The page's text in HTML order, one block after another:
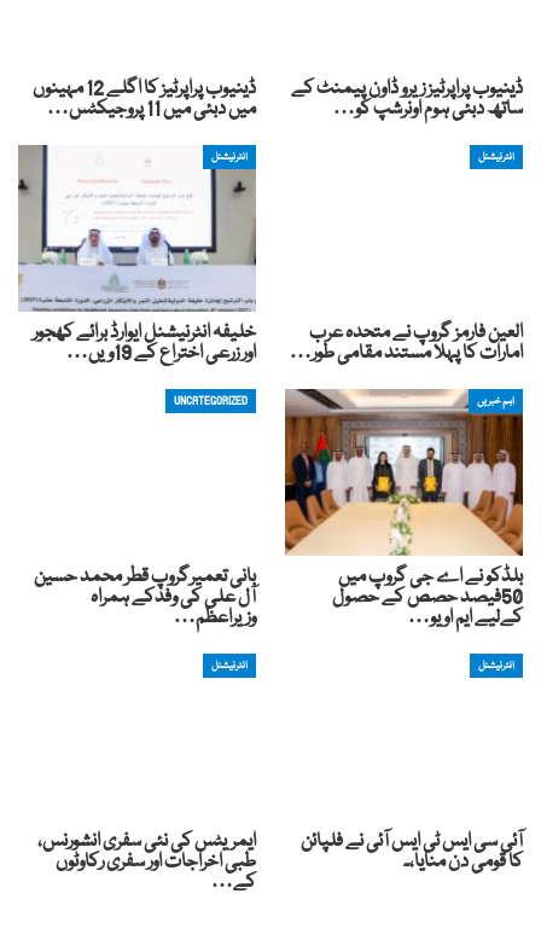
ڈینیوب پراپرٹیز زیرو ڈاون پیمنٹ کے
ساتھ دبئی ہوم اونرشپ کو…
ڈینیوب پراپرٹیز کا اگلے 12 مہینوں
میں دبئی میں 11 پروجیکٹس…
انٹرنیشنل
العین فارمز گروپ نے متحدہ عرب
امارات کا پہلا مستند مقامی طور…
انٹرنیشنل
خلیفہ انٹرنیشنل ایوارڈ برائے کھجور
اور زرعی اختراع کے 19ویں…
اہم خبریں
بلڈکو نے اے جی گروپ میں
50فیصد حصص کے حصول
کےلیے ایم او یو…
UNCATEGORIZED
بانی تعمیرگروپ قطر محمد حسین
آل علی کی وفدکے ہمراہ
وزیراعظم…
انٹرنیشنل
آئی سی ایس ٹی ایس آئی نے فلپائن
کا قومی دن منایا،۔
انٹرنیشنل
ایمریٹس کی نئی سفری انشورنس،
طبی اخراجات اور سفری رکاوٹوں
کے…